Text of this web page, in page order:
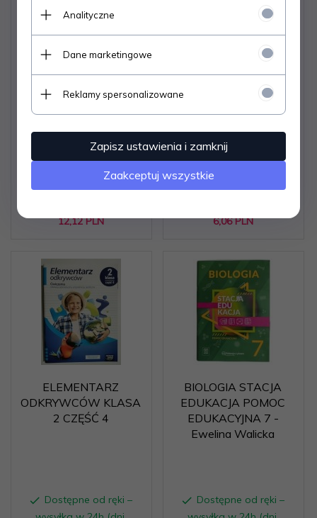
MUZYKA KLASA 1
Dostępne od ręki –
wysyłka w 24h (dni
robocze)
12,12 PLN
ĆWICZENIA Z CHEMII -
Dostępne od ręki –
wysyłka w 24h (dni
robocze)
6,06 PLN
ELEMENTARZ
ODKRYWCÓW KLASA
2 CZĘŚĆ 4
Dostępne od ręki –
BIOLOGIA STACJA
EDUKACJA POMOC
EDUKACYJNA 7 -
Ewelina Walicka
Dostępne od ręki –
Analityczne
Dane marketingowe
Reklamy spersonalizowane
Zapisz ustawienia i zamknij
Zaakceptuj wszystkie